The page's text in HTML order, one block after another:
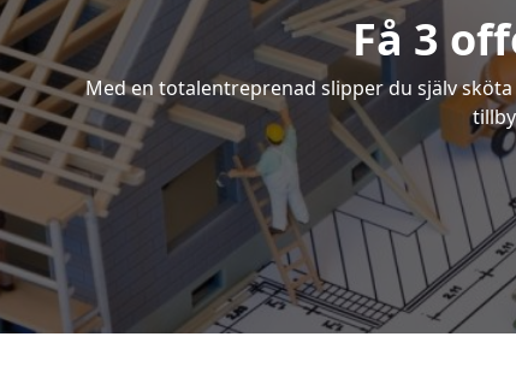
Få 3
Med en totalentreprenad slipper du själv